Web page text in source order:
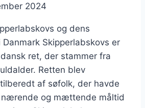
2024
og dens
Danmark Skipperlabskovs er
ret, der stammer fra
Retten blev
af søfolk, der havde
nærende og mættende måltid